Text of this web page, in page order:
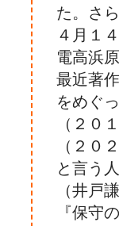
た。さ
４月１
電高浜
最近著
をめぐ
（２０
（２０
と言う
（井戸
『保守